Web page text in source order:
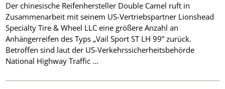
Der chinesische Reifenhersteller Double Camel ruft in
Zusammenarbeit mit seinem US-Vertriebspartner Lionshead
Specialty Tire & Wheel LLC eine größere Anzahl an
Anhängerreifen des Typs „Vail Sport ST LH 99” zurück.
Betroffen sind laut der US-Verkehrssicherheitsbehörde
National Highway Traffic …